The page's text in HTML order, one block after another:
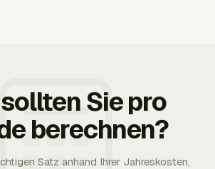
Sie pro
berechnen?
Satz anhand Ihrer Jahreskosten,